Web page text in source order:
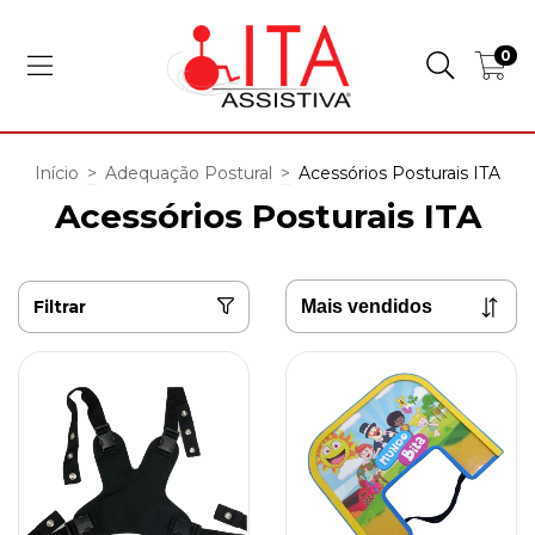
0
Início > Adequação Postural > Acessórios Posturais ITA
Acessórios Posturais ITA
Filtrar